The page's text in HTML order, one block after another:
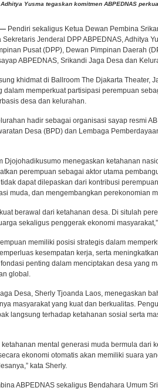
Yusma tegaskan komitmen ABPEDNAS
— Pendiri sekaligus Ketua Dewan Pembina
Jenderal DPP ABPEDNAS, Adhitya
Pusat (DPP), Dewan Pimpinan Daerah
ABPEDNAS, Srikandi Jaga Desa dan
khidmat di Ballroom The Djakarta Theater,
dalam memperkuat partisipasi perempuan
desa dan kelurahan.
hadir sebagai organisasi sayap resmi
Desa (BPD) dan Lembaga
Djojohadikusumo menegaskan ketahanan
perempuan sebagai aktor utama
dapat dilepaskan dari kontribusi
muda, dan mengembangkan perekonomian
berawal dari ketahanan desa. Di situlah
sekaligus penggerak ekonomi
memiliki posisi strategis dalam
kesempatan kerja, serta
penting dalam menciptakan desa yang
global.
Desa, Sherly Tjoanda Laos, menegaskan
masyarakat yang kuat dan berkualitas.
langsung terhadap ketahanan sosial serta
mental generasi muda bermula dari
ekonomi otomatis akan memiliki suara
kata Sherly.
ABPEDNAS sekaligus Bendahara Umum